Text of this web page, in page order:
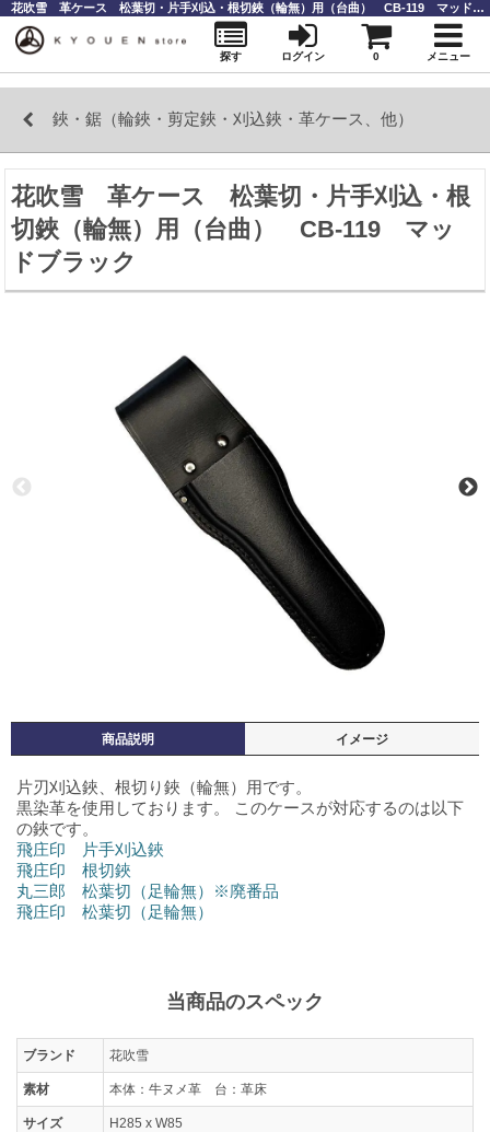
鋏・鋸（輪鋏・剪定鋏・刈込鋏・革ケース、他）
花吹雪 革ケース 松葉切・片手刈込・根
切鋏（輪無）用（台曲） CB-119 マッ
ドブラック
商品説明 イメージ
片刃刈込鋏、根切り鋏（輪無）用です。
黒染革を使用しております。 このケースが対応するのは以下
の鋏です。
飛庄印 片手刈込鋏
飛庄印 根切鋏
丸三郎 松葉切（足輪無）※廃番品
飛庄印 松葉切（足輪無）
当商品のスペック
ブランド 花吹雪
素材 本体：牛ヌメ革 台：革床
サイズ H285 x W85
花吹雪 革ケース 松葉切・片手刈込・根切鋏（輪無）用（台曲） CB-119 マッドブラック ｜ 鋏・鋸（輪鋏・剪定鋏・刈込鋏・革ケース、他） ｜庭師道具なら【KYOUENstoe】庭師道具・造園資材の販売と通販
探す ログイン 0 メニュー